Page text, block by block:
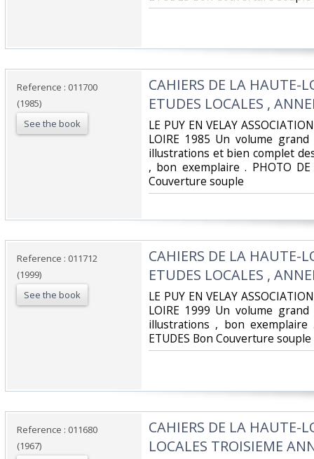
Reference : 011700
(1985)
See the book
‎CAHIERS DE LA HAUTE-
ETUDES LOCALES ,
‎LE PUY EN VELAY
LOIRE 1985 Un volume
illustrations et bien complet
, bon exemplaire . PHOTO DE
Couverture souple ‎
Reference : 011712
(1999)
See the book
‎CAHIERS DE LA HAUTE-
ETUDES LOCALES ,
‎LE PUY EN VELAY
LOIRE 1999 Un volume
illustrations , bon exemplaire
ETUDES Bon Couverture souple ‎
Reference : 011680
(1967)
‎CAHIERS DE LA HAUTE-
LOCALES TROISIEME